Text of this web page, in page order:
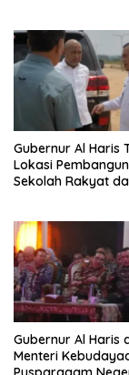
Gubernur Al Haris
Lokasi
Sekolah Rakyat
Gubernur Al Haris
Menteri